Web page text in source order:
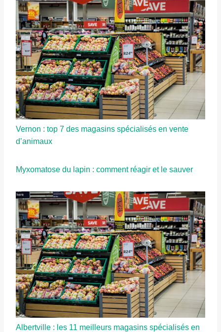
Vernon : top 7 des magasins spécialisés en vente
d’animaux
Myxomatose du lapin : comment réagir et le sauver
Albertville : les 11 meilleurs magasins spécialisés en